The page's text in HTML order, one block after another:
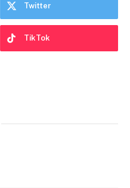
Twitter
TikTok